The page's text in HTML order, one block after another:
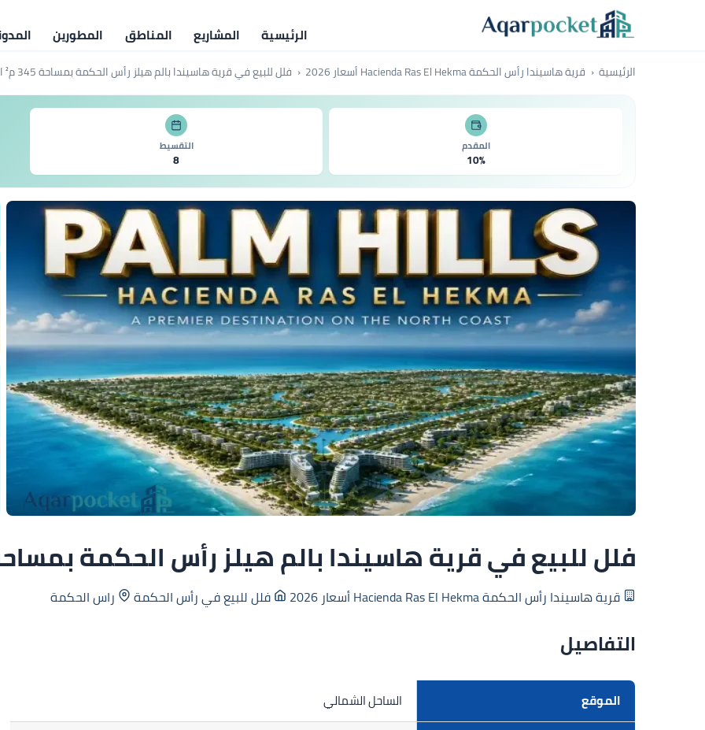
التخطي إلى المحتوى
الرئيسية المشاريع المناطق المطورين
الرئيسية قرية هاسيندا رأس الحكمة Hacienda Ras El Hekma أسعار 2026 فلل للبيع في قرية هاسيندا بالم هيلز رأس الحكمة بمساحة 345 م² الساحل الشمالي
المقدم
10%
التقسيط
8
فلل للبيع في قرية هاسيندا بالم هيلز رأس الحكمة بمساحة 345 م² الساحل
قرية هاسيندا رأس الحكمة Hacienda Ras El Hekma أسعار 2026 فلل للبيع في رأس الحكمة راس الحكمة
التفاصيل
الموقع
الساحل الشمالي